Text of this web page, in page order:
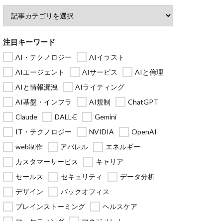
注目キーワード
AI・テクノロジー
AIイラスト
AIエージェント
AIサービス
AIと倫理
AIと情報漏洩
AIライティング
AI基盤・インフラ
AI規制
ChatGPT
Claude
DALL·E
Gemini
IT・テクノロジー
NVIDIA
OpenAI
web制作
アパレル
エネルギー
カスタマーサービス
キャリア
セールス
セキュリティ
データ分析
デザイン
バックオフィス
ブレインストーミング
ヘルスケア